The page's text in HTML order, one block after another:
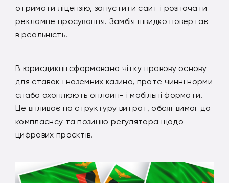
отримати ліцензію, запустити сайт і розпочати
рекламне просування. Замбія швидко повертає
в реальність.
В юрисдикції сформовано чітку правову основу
для ставок і наземних казино, проте чинні норми
слабо охоплюють онлайн- і мобільні формати.
Це впливає на структуру витрат, обсяг вимог до
комплаєнсу та позицію регулятора щодо
цифрових проєктів.